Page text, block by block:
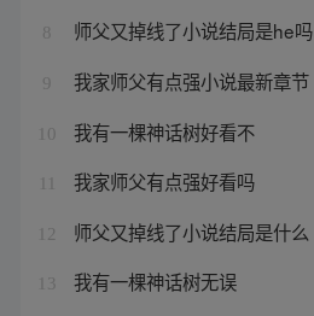
8 师父又掉线了小说结局是he吗
9 我家师父有点强小说最新章节
10 我有一棵神话树好看不
我家师父有点强好看吗
12 师父又掉线了小说结局是什么
13 我有一棵神话树无误